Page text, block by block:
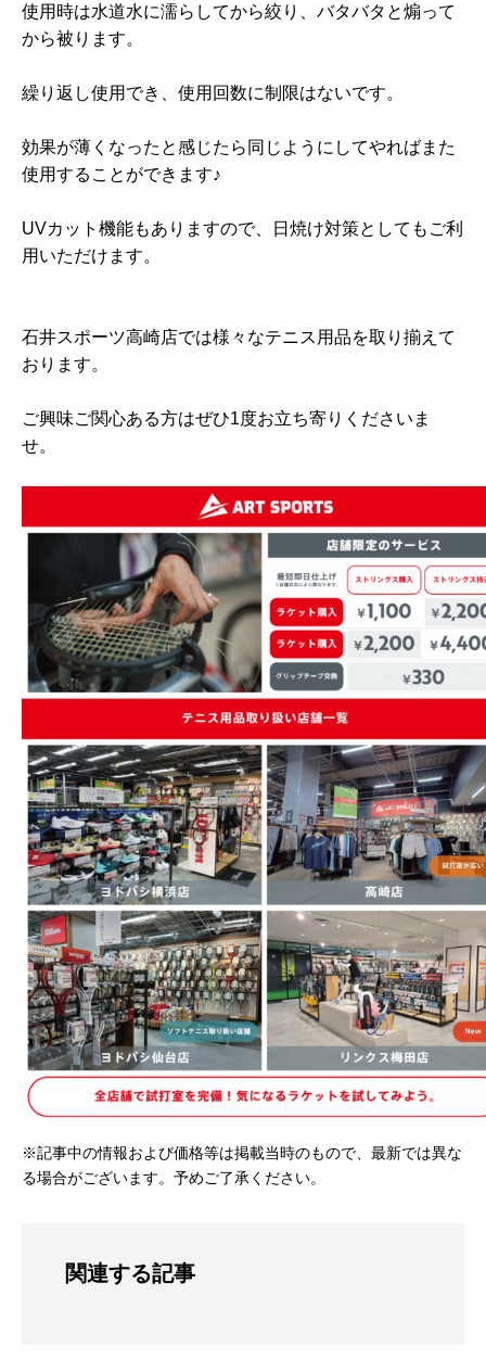
使用時は水道水に濡らしてから絞り、バタバタと煽って
から被ります。
繰り返し使用でき、使用回数に制限はないです。
効果が薄くなったと感じたら同じようにしてやればまた
使用することができます♪
UVカット機能もありますので、日焼け対策としてもご利
用いただけます。
石井スポーツ高崎店では様々なテニス用品を取り揃えて
おります。
ご興味ご関心ある方はぜひ1度お立ち寄りくださいま
せ。
※記事中の情報および価格等は掲載当時のもので、最新では異な
る場合がございます。予めご了承ください。
関連する記事